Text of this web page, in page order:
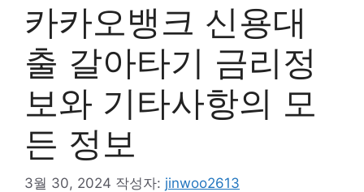
카카오뱅크 신용대
출 갈아타기 금리정
보와 기타사항의 모
든 정보
3월 30, 2024 작성자: jinwoo2613